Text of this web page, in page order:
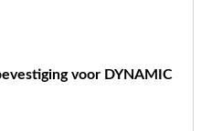
voor DYNAMIC